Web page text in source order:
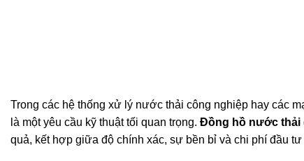
Trong các hệ thống xử lý nước thải công nghiệp hay các
là một yêu cầu kỹ thuật tối quan trọng. Đồng hồ nước thải
quả, kết hợp giữa độ chính xác, sự bền bỉ và chi phí đầu